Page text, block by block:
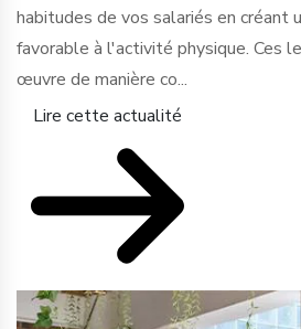
habitudes de vos salariés en créant
favorable à l'activité physique. Ces
œuvre de manière co...
Lire cette actualité